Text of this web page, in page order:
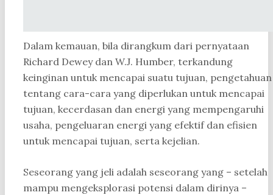
Dalam kemauan, bila dirangkum dari pernyataan
Richard Dewey dan W.J. Humber, terkandung
keinginan untuk mencapai suatu tujuan, pengetahuan
tentang cara-cara yang diperlukan untuk mencapai
tujuan, kecerdasan dan energi yang mempengaruhi
usaha, pengeluaran energi yang efektif dan efisien
untuk mencapai tujuan, serta kejelian.
Seseorang yang jeli adalah seseorang yang – setelah
mampu mengeksplorasi potensi dalam dirinya –